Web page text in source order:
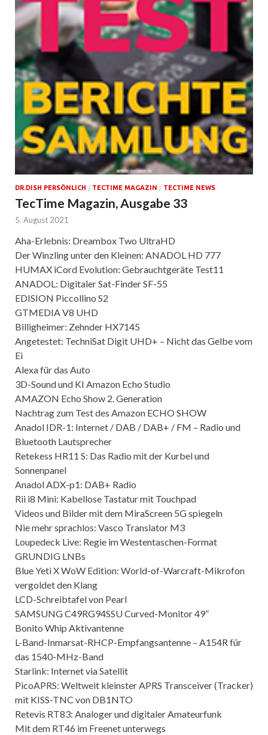
DR.DISH PERSÖNLICH / TECTIME MAGAZIN / TECTIME NEWS
TecTime Magazin, Ausgabe 33
5. August 2021
Aha-Erlebnis: Dreambox Two UltraHD
Der Winzling unter den Kleinen: ANADOL HD 777
HUMAX iCord Evolution: Gebrauchtgeräte Test11
ANADOL: Digitaler Sat-Finder SF-55
EDISION Piccollino S2
GTMEDIA V8 UHD
Billigheimer: Zehnder HX7145
Angetestet: TechniSat Digit UHD+ – Nicht das Gelbe vom
Ei
Alexa für das Auto
3D-Sound und KI Amazon Echo Studio
AMAZON Echo Show 2. Generation
Nachtrag zum Test des Amazon ECHO SHOW
Anadol IDR-1: Internet / DAB / DAB+ / FM – Radio und
Bluetooth Lautsprecher
Retekess HR11 S: Das Radio mit der Kurbel und
Sonnenpanel
Anadol ADX-p1: DAB+ Radio
Rii i8 Mini: Kabellose Tastatur mit Touchpad
Videos und Bilder mit dem MiraScreen 5G spiegeln
Nie mehr sprachlos: Vasco Translator M3
Loupedeck Live: Regie im Westentaschen-Format
GRUNDIG LNBs
Blue Yeti X WoW Edition: World-of-Warcraft-Mikrofon
vergoldet den Klang
LCD-Schreibtafel von Pearl
SAMSUNG C49RG94SSU Curved-Monitor 49”
Bonito Whip Aktivantenne
L-Band-Inmarsat-RHCP-Empfangsantenne – A154R für
das 1540-MHz-Band
Starlink: Internet via Satellit
PicoAPRS: Weltweit kleinster APRS Transceiver (Tracker)
mit KISS-TNC von DB1NTO
Retevis RT83: Analoger und digitaler Amateurfunk
Mit dem RT46 im Freenet unterwegs